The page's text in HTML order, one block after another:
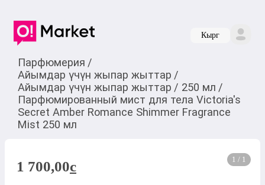
Кырг
Парфюмерия /
Айымдар үчүн жыпар жыттар /
Айымдар үчүн жыпар жыттар / 250 мл /
Парфюмированный мист для тела Victoria's
Secret Amber Romance Shimmer Fragrance
Mist 250 мл
1 / 1
1 700,00c